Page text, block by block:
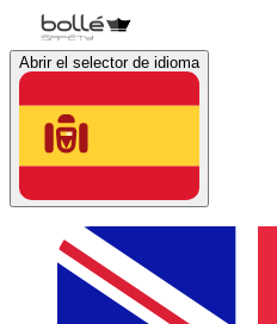
Abrir el selector de idioma